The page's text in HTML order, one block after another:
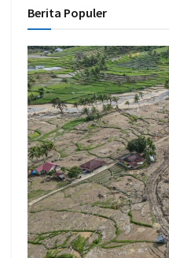
Berita Populer